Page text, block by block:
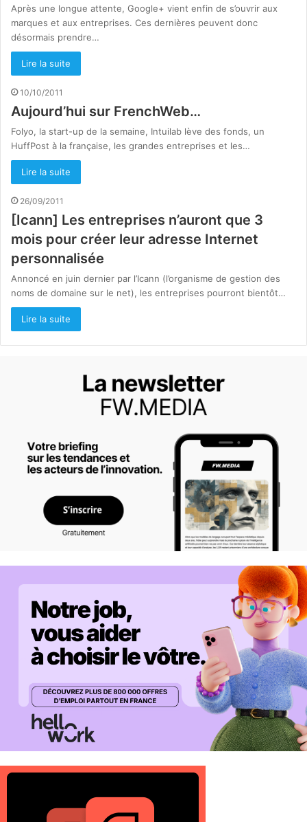
Après une longue attente, Google+ vient enfin de s’ouvrir aux
marques et aux entreprises. Ces dernières peuvent donc
désormais prendre…
Lire la suite
10/10/2011
Aujourd’hui sur FrenchWeb…
Folyo, la start-up de la semaine, Intuilab lève des fonds, un
HuffPost à la française, les grandes entreprises et les…
Lire la suite
26/09/2011
[Icann] Les entreprises n’auront que 3
mois pour créer leur adresse Internet
personnalisée
Annoncé en juin dernier par l’Icann (l’organisme de gestion des
noms de domaine sur le net), les entreprises pourront bientôt…
Lire la suite